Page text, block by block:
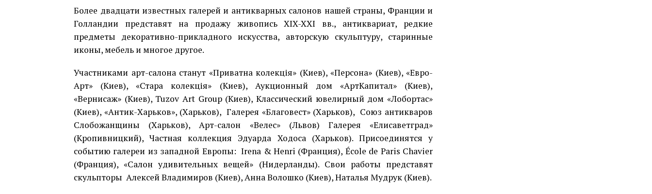
Более двадцати известных галерей и антикварных салонов нашей страны, Франции и
Голландии представят на продажу живопись XIX-XXI вв., антиквариат, редкие
предметы декоративно-прикладного искусства, авторскую скульптуру, старинные
иконы, мебель и многое другое.
Участниками арт-салона станут «Приватна колекція» (Киев), «Персона» (Киев), «Евро-
Арт» (Киев), «Стара колекція» (Киев), Аукционный дом «АртКапитал» (Киев),
«Вернисаж» (Киев), Tuzov Art Group (Киев), Классический ювелирный дом «Лобортас»
(Киев), «Антик-Харьков», (Харьков), Галерея «Благовест» (Харьков), Союз антикваров
Слобожанщины (Харьков), Арт-салон «Велес» (Львов) Галерея «Елисаветград»
(Кропивницкий), Частная коллекция Эдуарда Ходоса (Харьков). Присоединятся у
событию галереи из западной Европы: Irena & Henri (Франция), École de Paris Chavier
(Франция), «Салон удивительных вещей» (Нидерланды). Свои работы представят
скульпторы Алексей Владимиров (Киев), Анна Волошко (Киев), Наталья Мудрук (Киев).